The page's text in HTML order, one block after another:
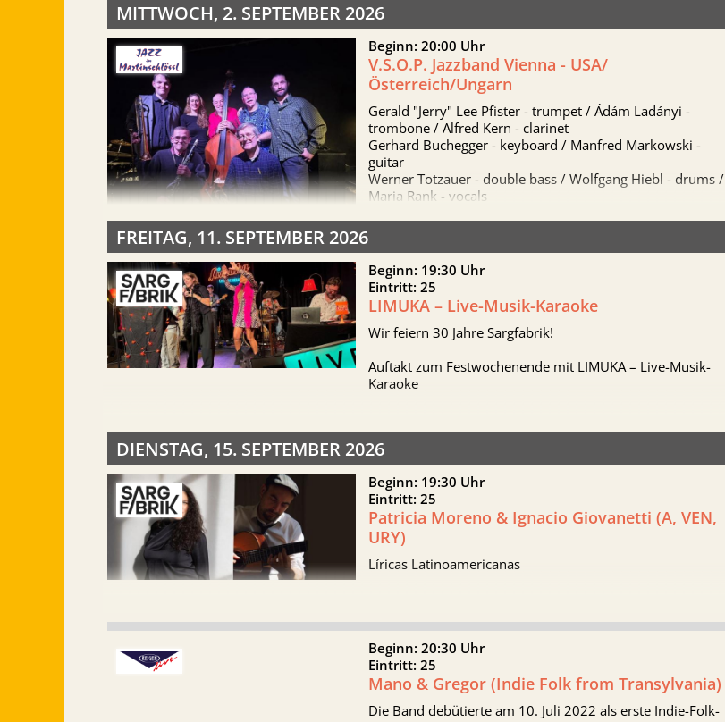
MITTWOCH, 2. SEPTEMBER 2026
Beginn: 20:00 Uhr
V.S.O.P. Jazzband Vienna - USA/
Österreich/Ungarn
Gerald "Jerry" Lee Pfister - trumpet / Ádám Ladányi -
trombone / Alfred Kern - clarinet
Gerhard Buchegger - keyboard / Manfred Markowski -
guitar
Werner Totzauer - double bass / Wolfgang Hiebl - drums /
Maria Rank - vocals
FREITAG, 11. SEPTEMBER 2026
Beginn: 19:30 Uhr
Eintritt: 25
LIMUKA – Live-Musik-Karaoke
Wir feiern 30 Jahre Sargfabrik!
Auftakt zum Festwochenende mit LIMUKA – Live-Musik-
Karaoke
DIENSTAG, 15. SEPTEMBER 2026
Beginn: 19:30 Uhr
Eintritt: 25
Patricia Moreno & Ignacio Giovanetti (A, VEN,
URY)
Líricas Latinoamericanas
Beginn: 20:30 Uhr
Eintritt: 25
Mano & Gregor (Indie Folk from Transylvania)
Die Band debütierte am 10. Juli 2022 als erste Indie-Folk-